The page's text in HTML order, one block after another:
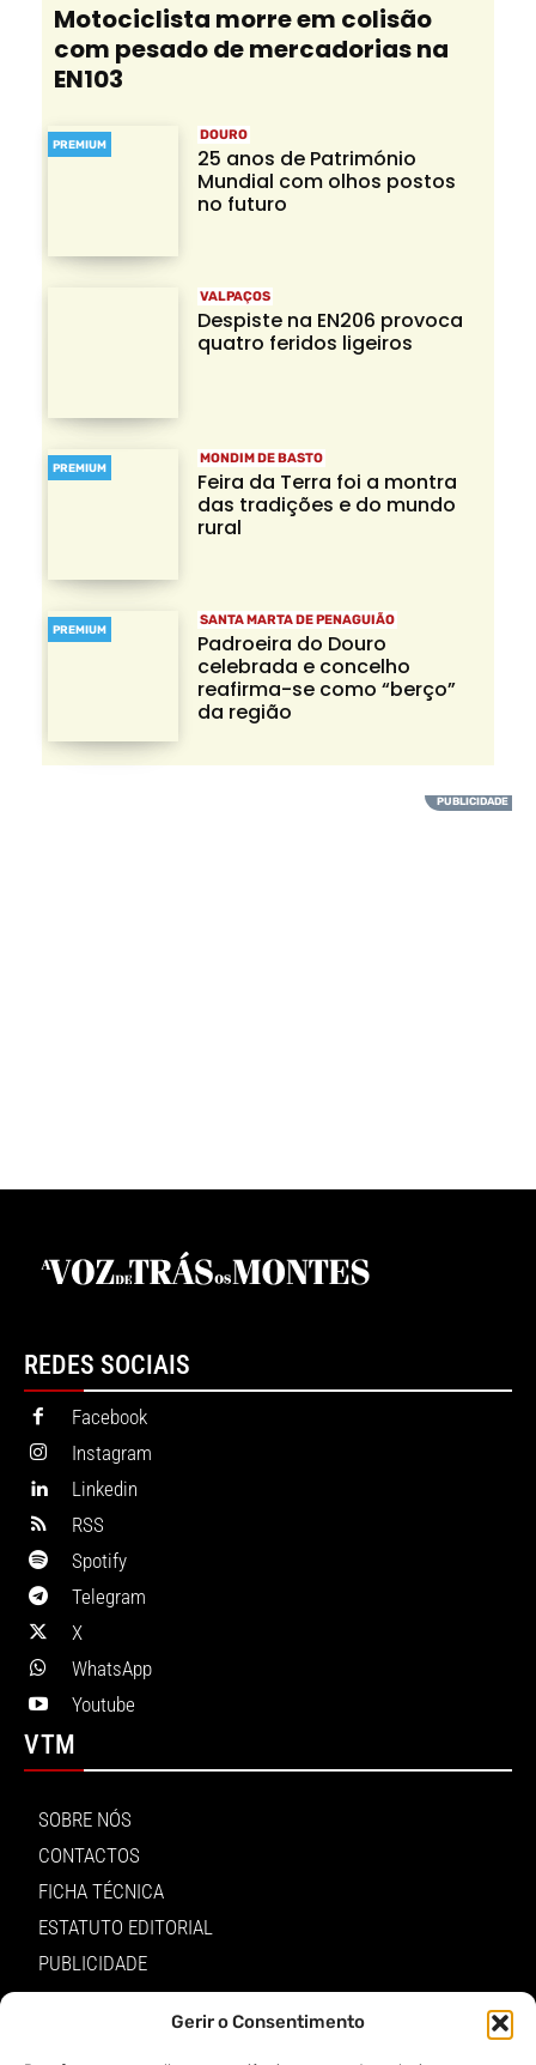
Gerir o Consentimento
Motociclista morre em colisão
com pesado de mercadorias na
EN103
PREMIUM
DOURO
25 anos de Património
Mundial com olhos postos
no futuro
VALPAÇOS
Despiste na EN206 provoca
quatro feridos ligeiros
PREMIUM
MONDIM DE BASTO
Feira da Terra foi a montra
das tradições e do mundo
rural
PREMIUM
SANTA MARTA DE PENAGUIÃO
Padroeira do Douro
celebrada e concelho
reafirma-se como “berço”
da região
REDES SOCIAIS
Facebook
Instagram
Linkedin
RSS
Spotify
Telegram
X
WhatsApp
Youtube
VTM
SOBRE NÓS
CONTACTOS
FICHA TÉCNICA
ESTATUTO EDITORIAL
PUBLICIDADE
LOJA